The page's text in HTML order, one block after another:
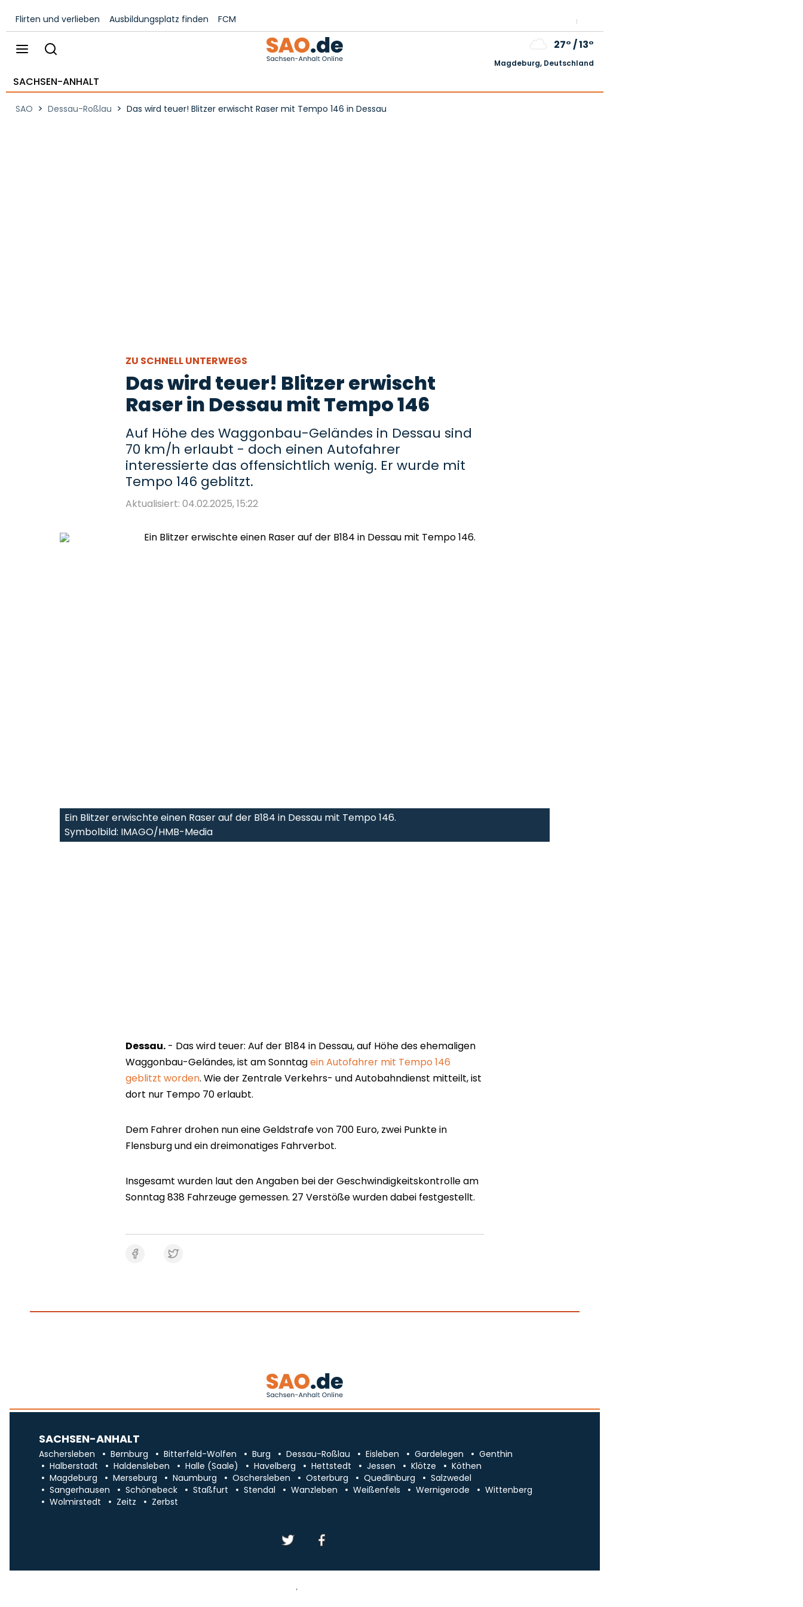
Flirten und verlieben Ausbildungsplatz finden FCM
27°/13°
Magdeburg, Deutschland
SACHSEN-ANHALT
SAO > Dessau-Roßlau > Das wird teuer! Blitzer erwischt Raser mit Tempo 146 in Dessau
ZU SCHNELL UNTERWEGS
Das wird teuer! Blitzer erwischt
Raser in Dessau mit Tempo 146
Auf Höhe des Waggonbau-Geländes in Dessau sind
70 km/h erlaubt - doch einen Autofahrer
interessierte das offensichtlich wenig. Er wurde mit
Tempo 146 geblitzt.
Aktualisiert: 04.02.2025, 15:22
Ein Blitzer erwischte einen Raser auf der B184 in Dessau mit Tempo 146.
Symbolbild: IMAGO/HMB-Media
Dessau. - Das wird teuer: Auf der B184 in Dessau, auf Höhe des ehemaligen
Waggonbau-Geländes, ist am Sonntagein Autofahrer mit Tempo 146
geblitzt worden. Wie der Zentrale Verkehrs- und Autobahndienst mitteilt, ist
dort nur Tempo 70 erlaubt.
Dem Fahrer drohen nun eine Geldstrafe von 700 Euro, zwei Punkte in
Flensburg und ein dreimonatiges Fahrverbot.
Insgesamt wurden laut den Angaben bei der Geschwindigkeitskontrolle am
Sonntag 838 Fahrzeuge gemessen. 27 Verstöße wurden dabei festgestellt.
SACHSEN-ANHALT
Aschersleben Bernburg Bitterfeld-Wolfen Burg Dessau-Roßlau Eisleben Gardelegen
Genthin
Halberstadt
Haldensleben Halle (Saale) Havelberg Hettstedt Jessen Klötze
Köthen
Magdeburg
Merseburg Naumburg Oschersleben Osterburg Quedlinburg
Salzwedel
Sangerhausen
Schönebeck Staßfurt Stendal Wanzleben Weißenfels Wernigerode
Wittenberg
Wolmirstedt
Zeitz Zerbst
Impressum/Kontakt